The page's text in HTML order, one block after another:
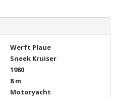
Werft Plaue
Sneek Kruiser
1980
8 m
Motoryacht